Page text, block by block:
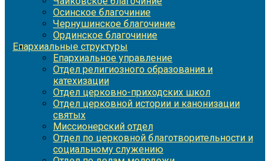
Осинское благочиние
Чернушинское благочиние
Ординское благочиние
Епархиальные структуры
Епархиальное управление
Отдел религиозного образования и
катехизации
Отдел церковно-приходских школ
Отдел церковной истории и канонизации
святых
Миссионерский отдел
Отдел по церковной благотворительности и
социальному служению